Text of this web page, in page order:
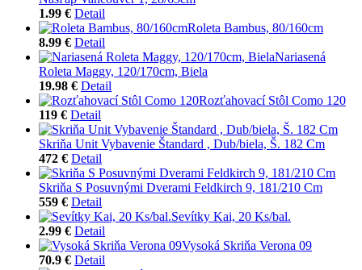
1.99 € Detail
Roleta Bambus, 80/160cm
8.99 € Detail
Nariasená
Roleta Maggy, 120/170cm, Biela
19.98 € Detail
Rozťahovací Stôl Como 120
119 € Detail
Skriňa Unit Vybavenie Štandard , Dub/biela, Š. 182 Cm
472 € Detail
Skriňa S Posuvnými Dverami Feldkirch 9, 181/210 Cm
559 € Detail
Sevítky Kai, 20 Ks/bal.
2.99 € Detail
Vysoká Skriňa Verona 09
70.9 € Detail